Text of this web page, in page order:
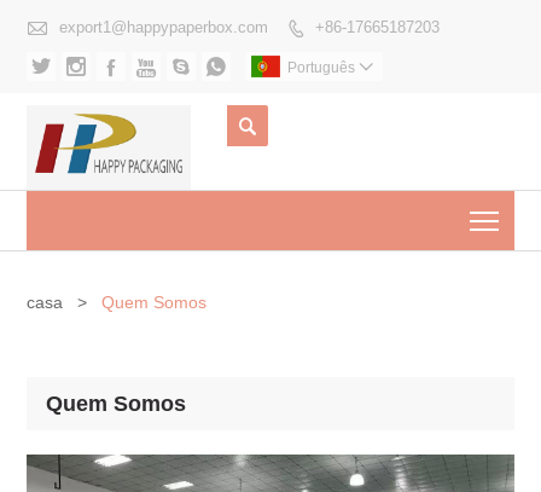
 export1@happypaperbox.com  +86-17665187203
      Português 

casa > Quem Somos
Quem Somos